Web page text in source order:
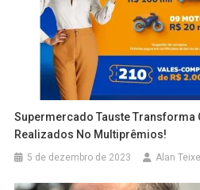
Supermercado Tauste Transforma
Realizados No Multiprêmios!
5 de dezembro de 2023 Alan